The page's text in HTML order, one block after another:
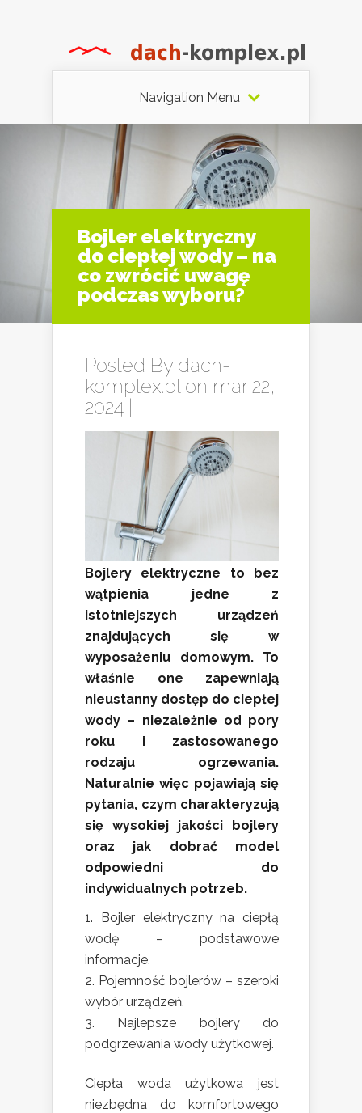
Navigation Menu
Bojler elektryczny
do ciepłej wody – na
co zwrócić uwagę
podczas wyboru?
Posted By dach-
komplex.plon mar 22,
2024 |
Bojlery elektryczne to bez
wątpienia jedne z
istotniejszych urządzeń
znajdujących się w
wyposażeniu domowym. To
właśnie one zapewniają
nieustanny dostęp do ciepłej
wody – niezależnie od pory
roku i zastosowanego
rodzaju ogrzewania.
Naturalnie więc pojawiają się
pytania, czym charakteryzują
się wysokiej jakości bojlery
oraz jak dobrać model
odpowiedni do
indywidualnych potrzeb.
Bojler elektryczny na ciepłą
wodę – podstawowe
informacje.
Pojemność bojlerów – szeroki
wybór urządzeń.
Najlepsze bojlery do
podgrzewania wody użytkowej.
Ciepła woda użytkowa jest
niezbędna do komfortowego